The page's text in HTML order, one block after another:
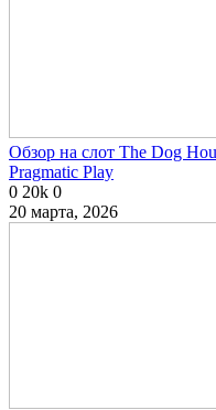
Обзор на слот The Dog
Pragmatic Play
0 20k 0
20 марта, 2026